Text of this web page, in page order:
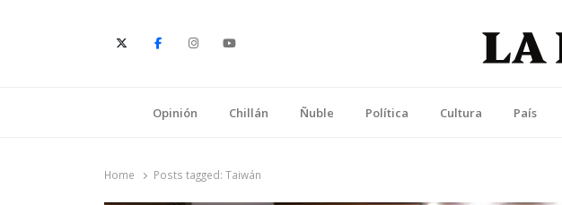
Opinión
Chillán Ñuble Política Cultura País
Home Posts tagged: Taiwán